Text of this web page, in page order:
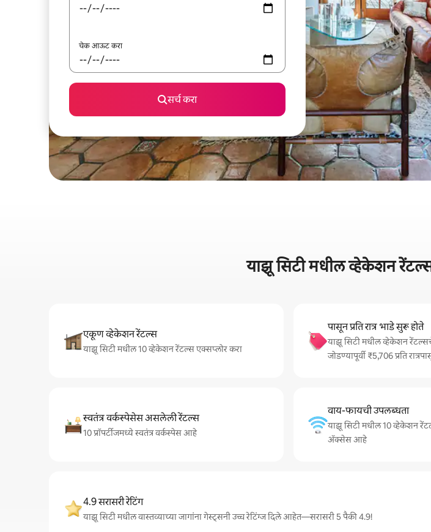
चेक आऊट करा
सर्च करा
याझू सिटी मधील व्हेकेशन
एकूण व्हेकेशन रेंटल्स
याझू सिटी मधील 10 व्हेकेशन रेंटल्स एक्सप्लोर करा
पासून प्रति रात्र भाडे सुरू होते
याझू सिटी मधील व्हेकेशन
जोडण्यापूर्वी ₹5,706 प्रति
स्वतंत्र वर्कस्पेसेस असलेली रेंटल्स
10 प्रॉपर्टीजमध्ये स्वतंत्र वर्कस्पेस आहे
वाय-फायची उपलब्धता
याझू सिटी मधील 10 व्हेकेशन
अ‍ॅक्सेस आहे
4.9 सरासरी रेटिंग
याझू सिटी मधील वास्तव्याच्या जागांना गेस्ट्सनी उच्च रेटिंग्ज दिले आहेत—सरासरी 5 पैकी 4.9!